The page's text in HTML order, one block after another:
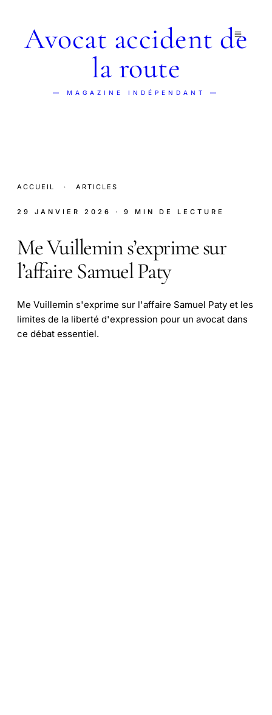
Avocat accident de
la route
— MAGAZINE INDÉPENDANT —
ACCUEIL · ARTICLES
29 JANVIER 2026 · 9 MIN DE LECTURE
Me Vuillemin s’exprime sur
l’affaire Samuel Paty
Me Vuillemin s'exprime sur l'affaire Samuel Paty et les
limites de la liberté d'expression pour un avocat dans
ce débat essentiel.